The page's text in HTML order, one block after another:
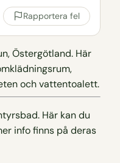
Rapportera fel
Östergötland. Här
och vattentoalett.
Här kan du
info finns på deras